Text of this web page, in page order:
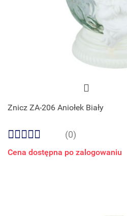
Znicz ZA-206 Aniołek Biały
(0)
Cena dostępna po zalogowaniu